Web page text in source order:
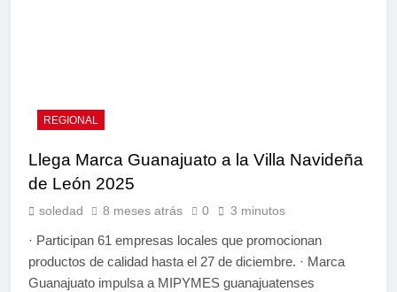
REGIONAL
Llega Marca Guanajuato a la Villa Navideña
de León 2025
soledad 8 meses atrás 0 3 minutos
· Participan 61 empresas locales que promocionan
productos de calidad hasta el 27 de diciembre. · Marca
Guanajuato impulsa a MIPYMES guanajuatenses